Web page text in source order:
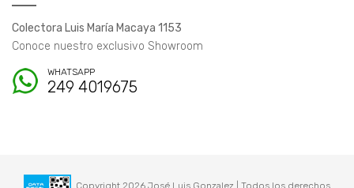
Colectora Luis María Macaya 1153
Conoce nuestro exclusivo Showroom
WHATSAPP
249 4019675
Copyright 2026 José Luis Gonzalez | Todos los derechos